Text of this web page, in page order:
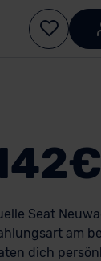
Seat
am
dich